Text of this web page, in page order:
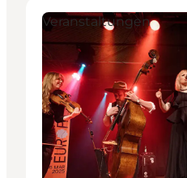
Veranstaltungen